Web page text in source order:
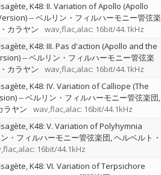
K48: II. Variation of Apollo (Apollo
--ベルリン・フィルハーモニー管弦楽
カラヤン wav,flac,alac: 16bit/44.1kHz
K48: III. Pas d'action (Apollo and the
--ベルリン・フィルハーモニー管弦楽
カラヤン wav,flac,alac: 16bit/44.1kHz
K48: IV. Variation of Calliope (The
--ベルリン・フィルハーモニー管弦楽団
ラヤン
wav,flac,alac: 16bit/44.1kHz
K48: V. Variation of Polyhymnia
・フィルハーモニー管弦楽団 ヘルベルト・
16bit/44.1kHz
K48: VI. Variation of Terpsichore